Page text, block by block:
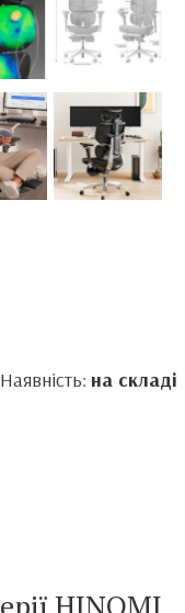
Наявність: на складі